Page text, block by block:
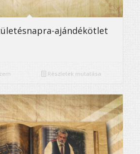
ajándékötlet
Részletek mutatása